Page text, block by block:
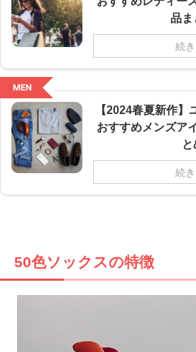
品ま
続
MEN
【2024春夏新作】
おすすめメンズア
と
続
50色ソックスの特徴